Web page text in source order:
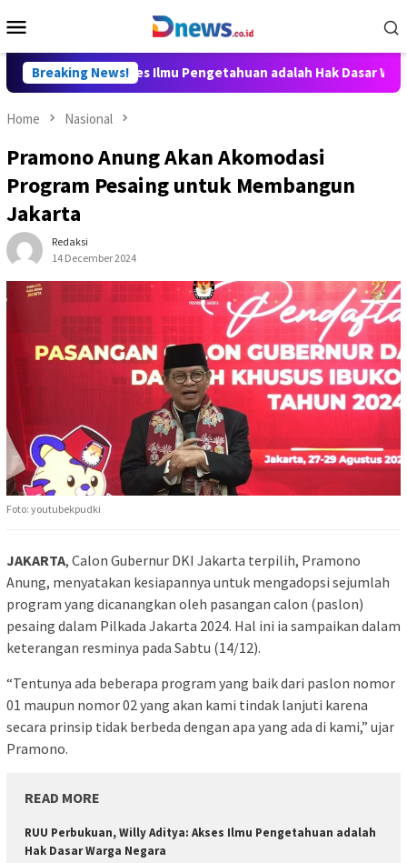
to
Menu
Breaking News!
Akses Ilmu Pengetahuan adalah Hak Dasar Warga Negara
Home Nasional
Pramono Anung Akan Akomodasi
Program Pesaing untuk Membangun
Jakarta
Redaksi
14 December 2024
Foto: youtubekpudki
JAKARTA, Calon Gubernur DKI Jakarta terpilih, Pramono
Anung, menyatakan kesiapannya untuk mengadopsi sejumlah
program yang dicanangkan oleh pasangan calon (paslon)
pesaing dalam Pilkada Jakarta 2024. Hal ini ia sampaikan dalam
keterangan resminya pada Sabtu (14/12).
“Tentunya ada beberapa program yang baik dari paslon nomor
01 maupun nomor 02 yang akan kami tindak lanjuti karena
secara prinsip tidak berbeda dengan apa yang ada di kami,” ujar
Pramono.
READ MORE
RUU Perbukuan, Willy Aditya: Akses Ilmu Pengetahuan adalah
Hak Dasar Warga Negara